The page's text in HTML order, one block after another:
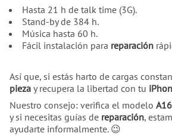
Hasta 21 h de talk time (3G).
Stand-by de 384 h.
Música hasta 60 h.
Fácil instalación para reparación
Así que, si estás harto de cargas
pieza y recupera la libertad con tu
Nuestro consejo: verifica el modelo
y si necesitas guías de reparación,
ayudarte informalmente. 😉